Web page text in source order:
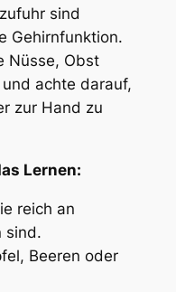
sind
Gehirnfunktion.
Nüsse, Obst
achte darauf,
zur Hand zu
Lernen:
reich an
sind.
Beeren oder